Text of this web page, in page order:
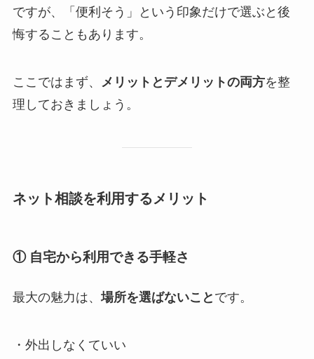
ですが、「便利そう」という印象だけで選ぶと後
悔することもあります。
ここではまず、 メリットとデメリットの両方を整
理しておきましょう。
ネット相談を利用するメリット
① 自宅から利用できる手軽さ
最大の魅力は、場所を選ばないこと です。
・外出しなくていい